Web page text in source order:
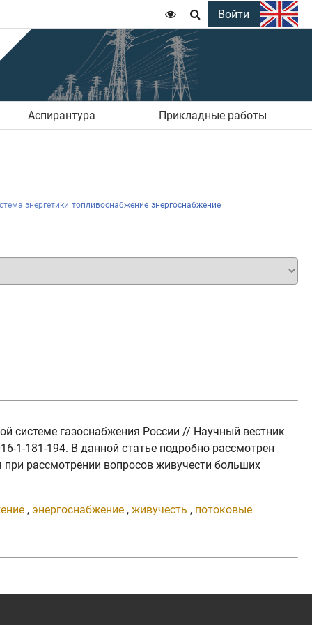
  Войти
Аспирантура Прикладные работы
энергетики топливоснабжение энергоснабжение
системе газоснабжения России // Научный вестник
1-181-194. В данной статье подробно рассмотрен
рассмотрении вопросов живучести больших
, энергоснабжение , живучесть , потоковые